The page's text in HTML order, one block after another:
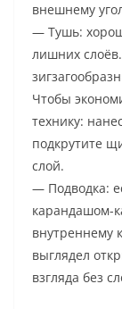
внешнему
— Тушь:
лишних
Чтобы
технику:
подкрутите
слой.
— Подводка:
карандашом-
внутреннему
выглядел
взгляда без